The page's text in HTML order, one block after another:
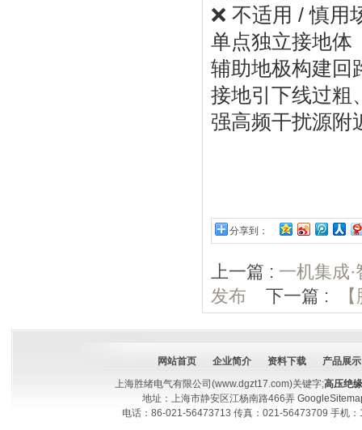
❌ 不适用 / 慎用
单点独立接地体
辅助地极构建回
接地引下线过粗
强高频干扰源附
分享到：
上一篇 : 一机集成
发布 下一篇 :
网站首页 企业简介 资料下载
产品展示
上海胜绪电气有限公司(www.dgzt17.com)关键字;高压绝
地址：上海市静安区江杨南路466弄
电话：86-021-56473713 传真：021-56473709 手机